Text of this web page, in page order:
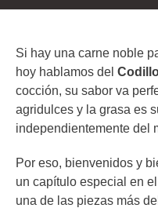
Si hay una carne noble
hoy hablamos del
cocción, su sabor va
agridulces y la grasa es
independientemente del
Por eso, bienvenidos y
un capítulo especial en
una de las piezas más